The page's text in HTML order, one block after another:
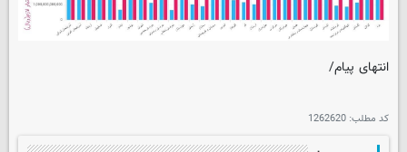
انتهای پیام/
کد مطلب: 1262620